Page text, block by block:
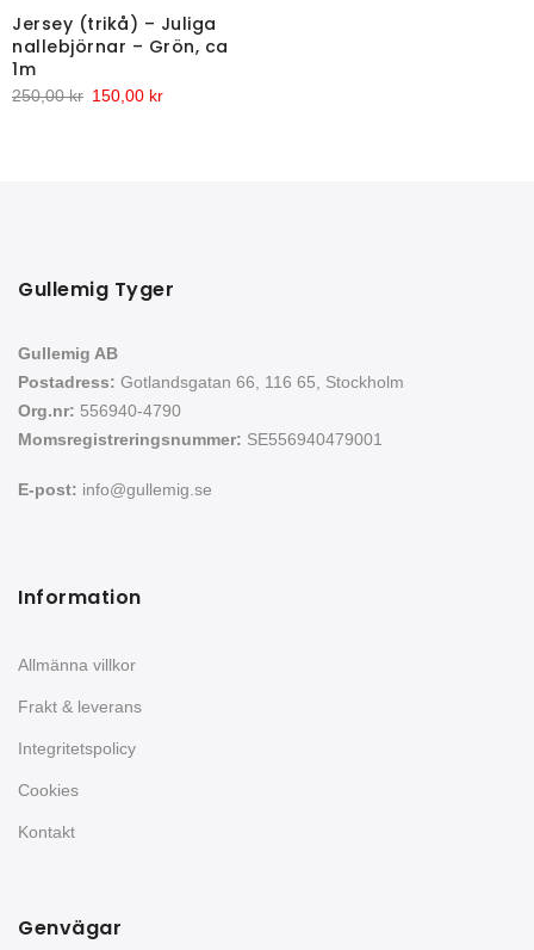
Jersey (trikå) – Juliga
nallebjörnar – Grön, ca
1m
250,00kr Det
150,00 krDet
Gullemig Tyger
Gullemig AB
Postadress: Gotlandsgatan 66, 116 65, Stockholm
Org.nr: 556940-4790
Momsregistreringsnummer: SE556940479001
E-post: info@gullemig.se
Information
Allmänna villkor
Frakt & leverans
Integritetspolicy
Cookies
Kontakt
Genvägar